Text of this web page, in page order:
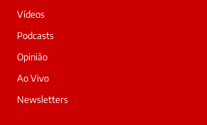
noite!
Sou
a
daqui
do
Prime.
Vídeos
Podcasts
Opinião
Ao Vivo
Newsletters